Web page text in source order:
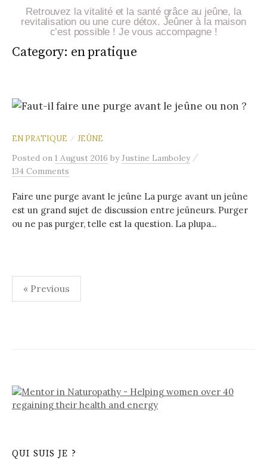
Retrouvez la vitalité et la santé grâce au jeûne, la
revitalisation ou une cure détox. Jeûner à la maison
c’est possible ! Je vous accompagne !
Category: en pratique
EN PRATIQUE / JEÛNE
Posted on 1 August 2016 byJustine Lamboley /
134 Comments
Faire une purge avant le jeûne La purge avant un jeûne
est un grand sujet de discussion entre jeûneurs. Purger
ou ne pas purger, telle est la question. La plupa...
« Previous
QUI SUIS JE ?